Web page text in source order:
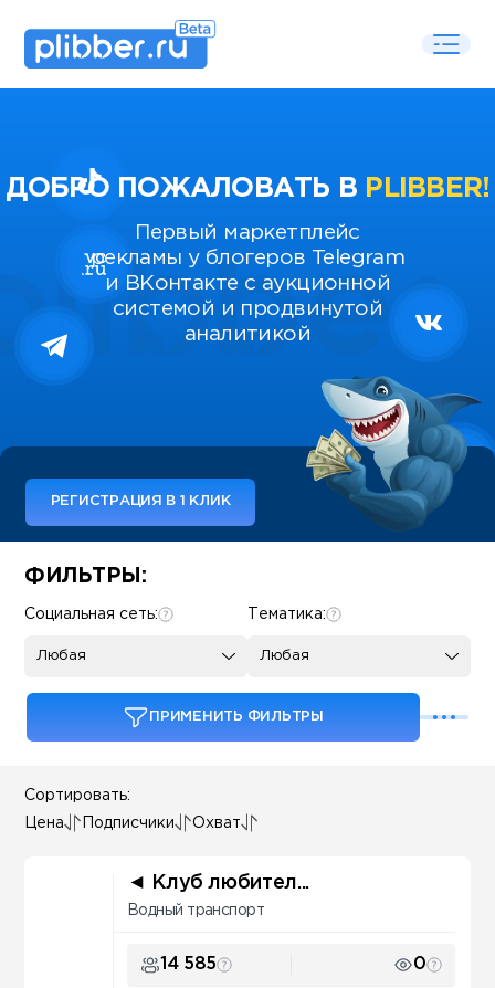
ДОБРО ПОЖАЛОВАТЬ В PLIBBER!
Первый маркетплейс
рекламы у блогеров Telegram
и ВКонтакте с аукционной
системой и продвинутой
аналитикой
РЕГИСТРАЦИЯ В 1 КЛИК
Some SEO Title
ФИЛЬТРЫ:
Тематика:
Любая
Социальная сеть:
Любая
ПРИМЕНИТЬ ФИЛЬТРЫ
Сортировать:
Цена Подписчики Охват
◄ Клуб любител...
Водный транспорт
14 585 0